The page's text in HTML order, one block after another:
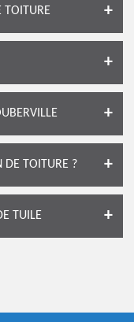
TOITURE
DE TOITURE ?
TUILE